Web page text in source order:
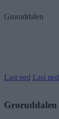
Groruddalen
Last ned Last ned
Groruddalen